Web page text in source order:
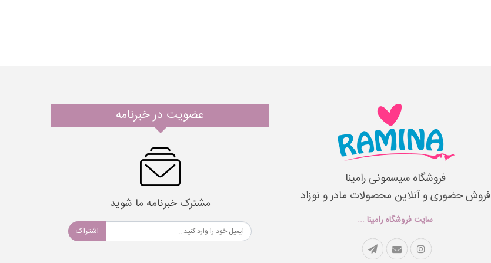
فروشگاه سیسمونی رامینا
فروش حضوری و آنلاین محصولات مادر و نوزاد
سایت فروشگاه رامینا ...
عضویت در خبرنامه
مشترک خبرنامه ما شوید
اشتراک